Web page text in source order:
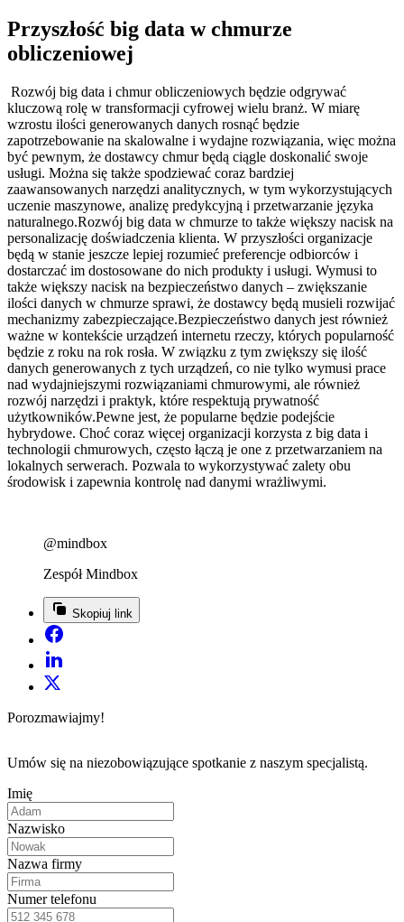
Przyszłość big data w chmurze
obliczeniowej
Rozwój big data i chmur obliczeniowych będzie odgrywać
kluczową rolę w transformacji cyfrowej wielu branż. W miarę
wzrostu ilości generowanych danych rosnąć będzie
zapotrzebowanie na skalowalne i wydajne rozwiązania, więc można
być pewnym, że dostawcy chmur będą ciągle doskonalić swoje
usługi. Można się także spodziewać coraz bardziej
zaawansowanych narzędzi analitycznych, w tym wykorzystujących
uczenie maszynowe, analizę predykcyjną i przetwarzanie języka
naturalnego.Rozwój big data w chmurze to także większy nacisk na
personalizację doświadczenia klienta. W przyszłości organizacje
będą w stanie jeszcze lepiej rozumieć preferencje odbiorców i
dostarczać im dostosowane do nich produkty i usługi. Wymusi to
także większy nacisk na bezpieczeństwo danych – zwiększanie
ilości danych w chmurze sprawi, że dostawcy będą musieli rozwijać
mechanizmy zabezpieczające.Bezpieczeństwo danych jest również
ważne w kontekście urządzeń internetu rzeczy, których popularność
będzie z roku na rok rosła. W związku z tym zwiększy się ilość
danych generowanych z tych urządzeń, co nie tylko wymusi prace
nad wydajniejszymi rozwiązaniami chmurowymi, ale również
rozwój narzędzi i praktyk, które respektują prywatność
użytkowników.Pewne jest, że popularne będzie podejście
hybrydowe. Choć coraz więcej organizacji korzysta z big data i
technologii chmurowych, często łączą je one z przetwarzaniem na
lokalnych serwerach. Pozwala to wykorzystywać zalety obu
środowisk i zapewnia kontrolę nad danymi wrażliwymi.
@mindbox
Zespół Mindbox
Skopiuj link
Porozmawiajmy!
Umów się na niezobowiązujące spotkanie z naszym specjalistą.
Imię
Nazwisko
Nazwa firmy
Numer telefonu